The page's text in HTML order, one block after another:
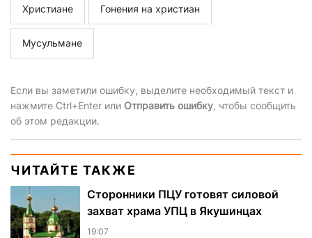
Христиане Гонения на христиан
Мусульмане
Если вы заметили ошибку, выделите необходимый текст и
нажмите Ctrl+Enter или Отправить ошибку, чтобы сообщить
об этом редакции.
ЧИТАЙТЕ ТАКЖЕ
Сторонники ПЦУ готовят силовой
захват храма УПЦ в Якушинцах
19:07